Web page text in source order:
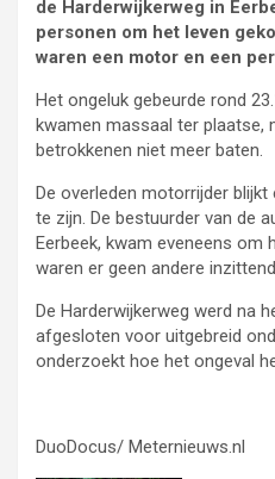
de Harderwijkerweg in
personen om het leven
waren een motor en een
Het ongeluk gebeurde rond
kwamen massaal ter plaatse,
betrokkenen niet meer baten.
De overleden motorrijder
te zijn. De bestuurder van de
Eerbeek, kwam eveneens om
waren er geen andere
De Harderwijkerweg werd na
afgesloten voor uitgebreid
onderzoekt hoe het ongeval
DuoDocus/ Meternieuws.nl